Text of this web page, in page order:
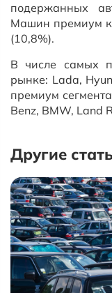
подержанных
Машин премиум
(10,8%).
В числе самых
рынке: Lada,
премиум
Benz, BMW, Land
Другие